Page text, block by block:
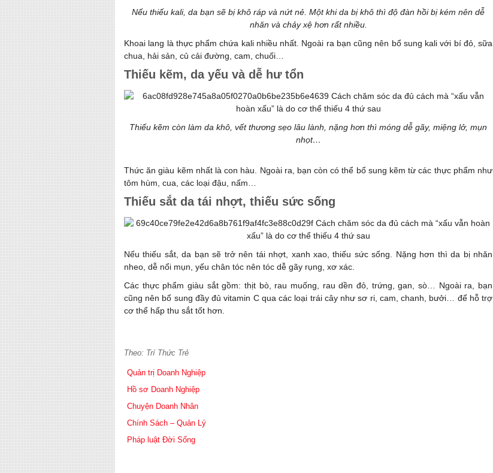
Nếu thiếu kali, da bạn sẽ bị khô ráp và nứt nẻ. Một khi da bị khô thì độ đàn hồi bị kém nên dễ
nhăn và chảy xệ hơn rất nhiều.
Khoai lang là thực phẩm chứa kali nhiều nhất. Ngoài ra bạn cũng nên bổ sung kali với bí đỏ, sữa
chua, hải sản, củ cải đường, cam, chuối…
Thiếu kẽm, da yếu và dễ hư tổn
Thiếu kẽm còn làm da khô, vết thương sẹo lâu lành, nặng hơn thì móng dễ gãy, miệng lở, mụn
nhọt…
Thức ăn giàu kẽm nhất là con hàu. Ngoài ra, bạn còn có thể bổ sung kẽm từ các thực phẩm như
tôm hùm, cua, các loại đậu, nấm…
Thiếu sắt da tái nhợt, thiếu sức sống
Nếu thiếu sắt, da bạn sẽ trở nên tái nhợt, xanh xao, thiếu sức sống. Nặng hơn thì da bị nhăn
nheo, dễ nổi mụn, yếu chân tóc nên tóc dễ gãy rụng, xơ xác.
Các thực phẩm giàu sắt gồm: thịt bò, rau muống, rau dền đỏ, trứng, gan, sò… Ngoài ra, bạn
cũng nên bổ sung đầy đủ vitamin C qua các loại trái cây như sơ ri, cam, chanh, bưởi… để hỗ trợ
cơ thể hấp thu sắt tốt hơn.
Theo: Trí Thức Trẻ
Quản trị Doanh Nghiệp
Hồ sơ Doanh Nghiệp
Chuyện Doanh Nhân
Chính Sách – Quản Lý
Pháp luật Đời Sống